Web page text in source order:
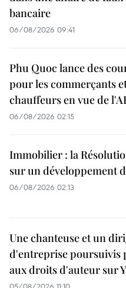
bancaire
06/08/2026 09:41
Phu Quoc lance des
pour les commerçants
chauffeurs en vue de
06/08/2026 02:15
Immobilier : la
sur un développement
06/08/2026 02:13
Une chanteuse et un
d'entreprise poursuivis
aux droits d'auteur sur